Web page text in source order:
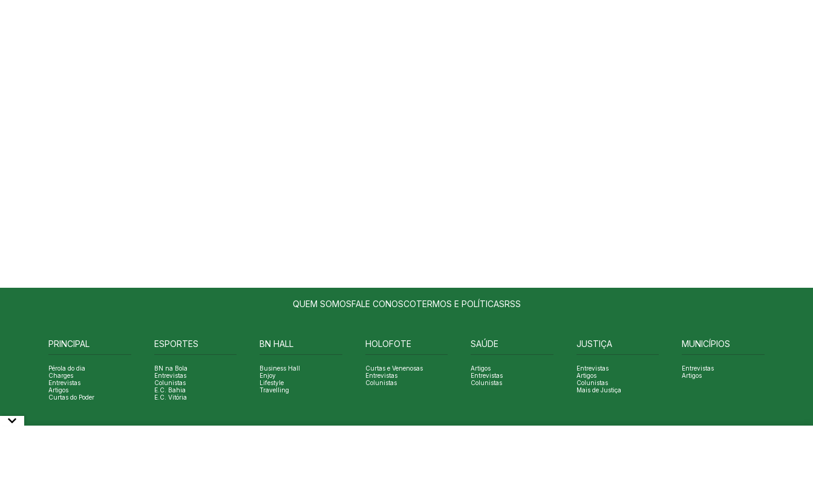
QUEM SOMOSFALE CONOSCOTERMOS E POLÍTICASRSS
PRINCIPAL
Pérola do dia
Charges
Entrevistas
Artigos
Curtas do Poder
ESPORTES
BN na Bola
Entrevistas
Colunistas
E.C. Bahia
E.C. Vitória
BN HALL
Business Hall
Enjoy
Lifestyle
Travelling
HOLOFOTE
Curtas e Venenosas
Entrevistas
Colunistas
SAÚDE
Artigos
Entrevistas
Colunistas
JUSTIÇA
Entrevistas
Artigos
Colunistas
Mais de Justiça
MUNICÍPIOS
Entrevistas
Artigos